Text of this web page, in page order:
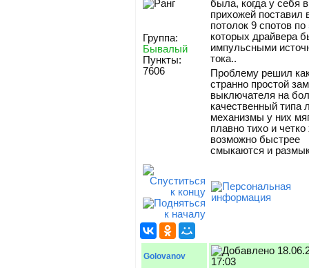
Группа:
Бывалый
Пункты:
7606
была, когда у себя в
прихожей поставил
потолок 9 спотов по
которых драйвера
импульсными
тока..
Проблему решил
странно простой
выключателя на
качественный типа
механизмы у них
плавно тихо и четко
возможно быстрее
смыкаются и
Golovanov
17:03